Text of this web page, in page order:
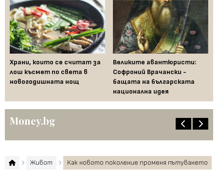
Храни, които се считат за
лош късмет по света в
новогодишната нощ
Великите авантюристи:
Софроний Врачански -
бащата на българската
национална идея
Money.bg
Живот Как новото поколение променя пътуването